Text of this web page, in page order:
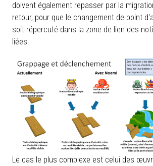
doivent également repasser par la
retour, pour que le changement de point
soit répercuté dans la zone de lien des
liées.
Le cas le plus complexe est celui des